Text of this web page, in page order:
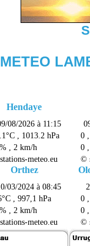
METEO
Hendaye
Orthez